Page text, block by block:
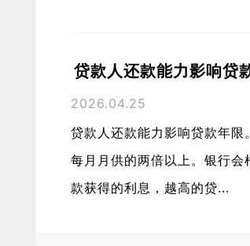
贷款人还款能力影响贷
2026.04.25
贷款人还款能力影响贷款年
每月月供的两倍以上。银行
款获得的利息，越高的贷...